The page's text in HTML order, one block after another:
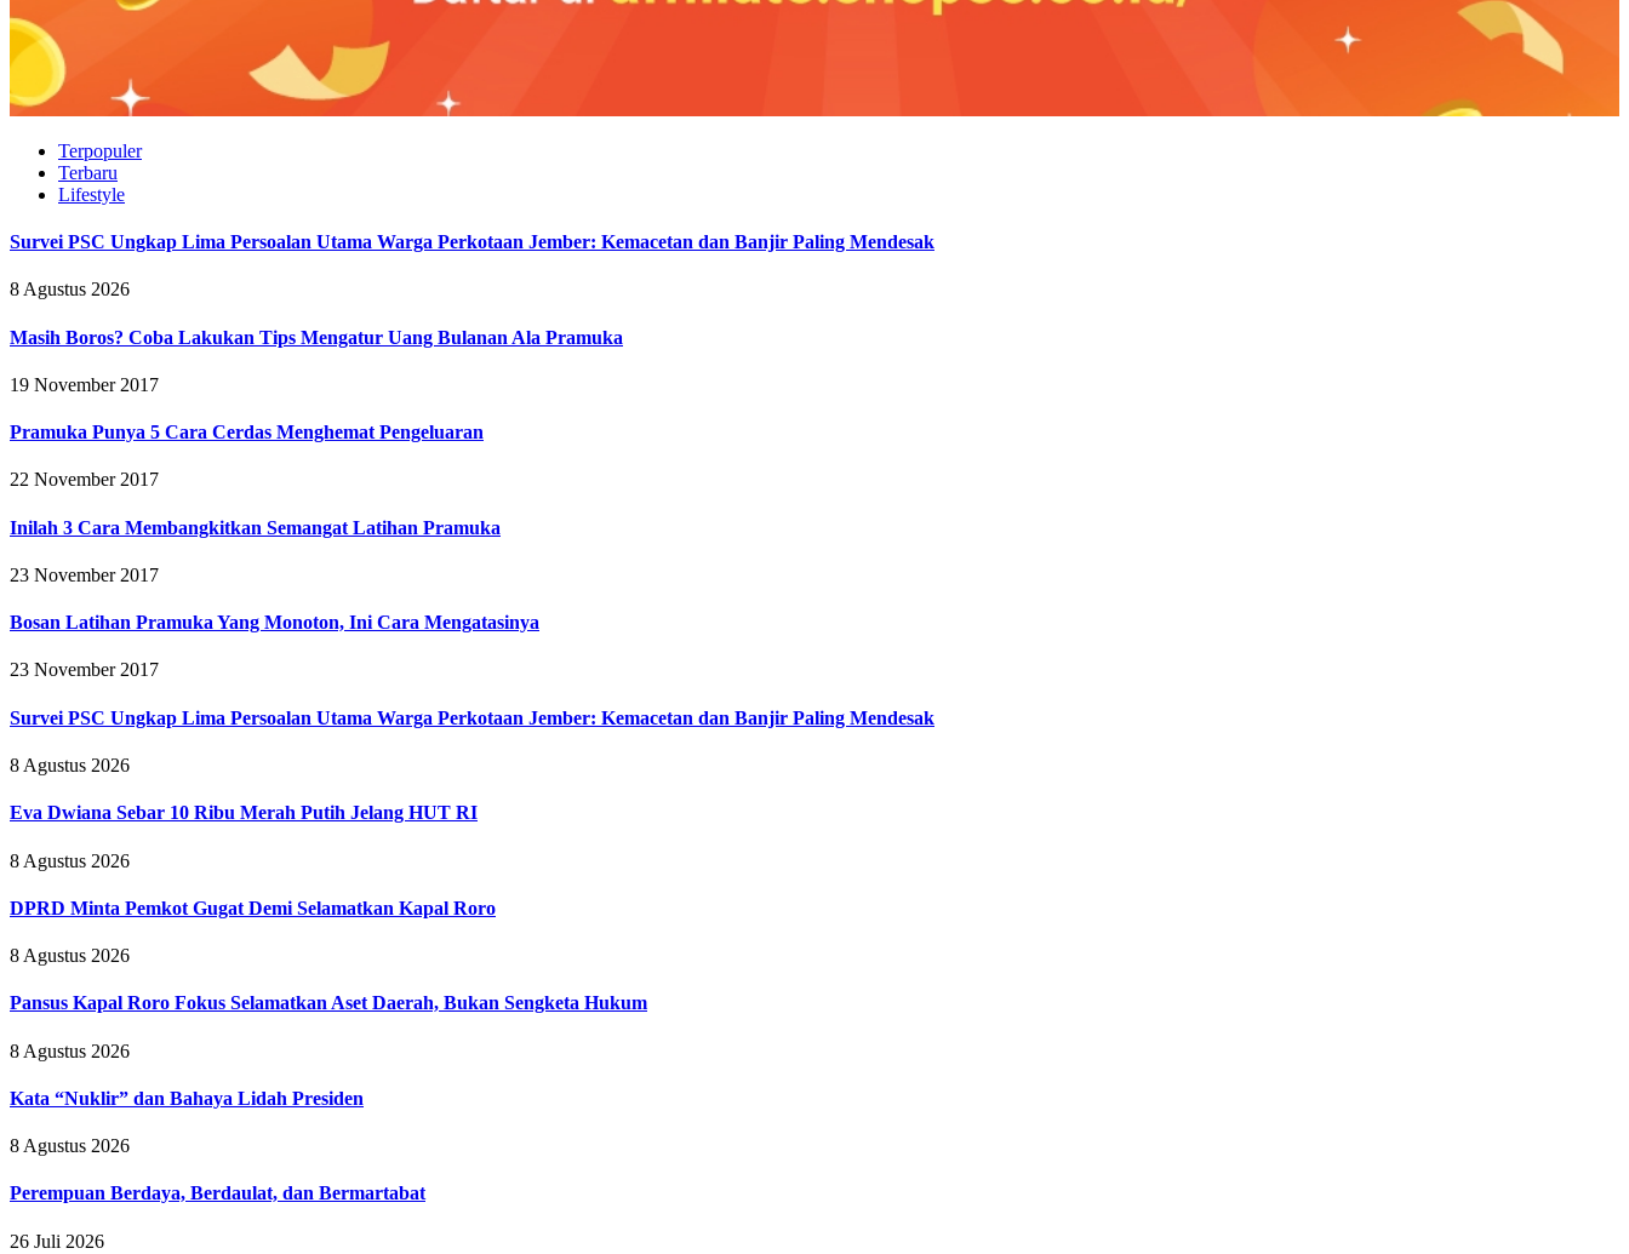
Terpopuler
Terbaru
Lifestyle
Survei PSC Ungkap Lima Persoalan Utama Warga Perkotaan Jember: Kemacetan dan Banjir Paling Mendesak
8 Agustus 2026
Masih Boros? Coba Lakukan Tips Mengatur Uang Bulanan Ala Pramuka
19 November 2017
Pramuka Punya 5 Cara Cerdas Menghemat Pengeluaran
22 November 2017
Inilah 3 Cara Membangkitkan Semangat Latihan Pramuka
23 November 2017
Bosan Latihan Pramuka Yang Monoton, Ini Cara Mengatasinya
23 November 2017
Survei PSC Ungkap Lima Persoalan Utama Warga Perkotaan Jember: Kemacetan dan Banjir Paling Mendesak
8 Agustus 2026
Eva Dwiana Sebar 10 Ribu Merah Putih Jelang HUT RI
8 Agustus 2026
DPRD Minta Pemkot Gugat Demi Selamatkan Kapal Roro
8 Agustus 2026
Pansus Kapal Roro Fokus Selamatkan Aset Daerah, Bukan Sengketa Hukum
8 Agustus 2026
Kata “Nuklir” dan Bahaya Lidah Presiden
8 Agustus 2026
Perempuan Berdaya, Berdaulat, dan Bermartabat
26 Juli 2026